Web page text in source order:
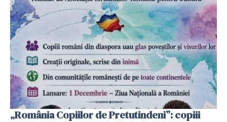
„România Copiilor de Pretutindeni”: copiii